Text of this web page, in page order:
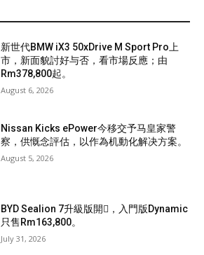
新世代BMW iX3 50xDrive M Sport Pro上
市，新面貌討好与否，看市場反應；由
Rm378,800起。
August 6, 2026
Nissan Kicks ePower今移交予马皇家警
察，供慨念評估，以作為机動化解决方案。
August 5, 2026
BYD Sealion 7升級版開𧷗，入門版Dynamic
只售Rm163,800。
July 31, 2026